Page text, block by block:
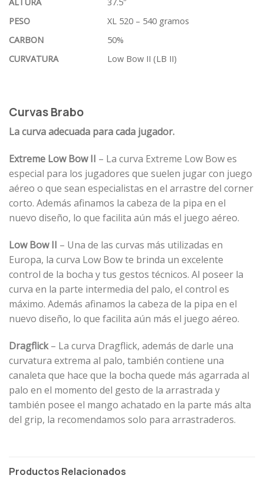
PESO
XL 520 – 540 gramos
CARBON
50%
CURVATURA
Low Bow II (LB II)
Curvas Brabo
La curva adecuada para cada jugador.
Extreme Low Bow II – La curva Extreme Low Bow es
especial para los jugadores que suelen jugar con juego
aéreo o que sean especialistas en el arrastre del corner
corto. Además afinamos la cabeza de la pipa en el
nuevo diseño, lo que facilita aún más el juego aéreo.
Low Bow II – Una de las curvas más utilizadas en
Europa, la curva Low Bow te brinda un excelente
control de la bocha y tus gestos técnicos. Al poseer la
curva en la parte intermedia del palo, el control es
máximo. Además afinamos la cabeza de la pipa en el
nuevo diseño, lo que facilita aún más el juego aéreo.
Dragflick– La curva Dragflick, además de darle una
curvatura extrema al palo, también contiene una
canaleta que hace que la bocha quede más agarrada al
palo en el momento del gesto de la arrastrada y
también posee el mango achatado en la parte más alta
del grip, la recomendamos solo para arrastraderos.
Productos Relacionados